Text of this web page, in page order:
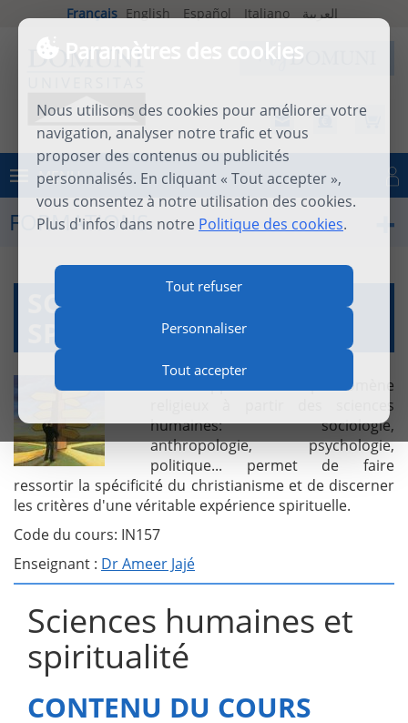
Paramètres des cookies
Nous utilisons des cookies pour améliorer votre
navigation, analyser notre trafic et vous
proposer des contenus ou publicités
personnalisés. En cliquant « Tout accepter »,
vous consentez à notre utilisation des cookies.
Plus d'infos dans notre Politique des cookies.
Tout refuser
Personnaliser
Tout accepter
Français English Español Italiano العربية
MENU Se connecter
FORMATIONS
SCIENCES HUMAINES ET
SPIRITUALITÉ
Une approche du phénomène
religieux à partir des sciences
humaines: sociologie,
anthropologie, psychologie,
politique... permet de faire
ressortir la spécificité du christianisme et de discerner
les critères d'une véritable expérience spirituelle.
Code du cours: IN157
Enseignant : Dr Ameer Jajé
Sciences humaines et
spiritualité
CONTENU DU COURS